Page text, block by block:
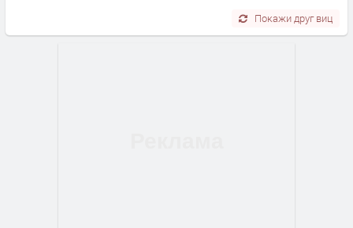
Покажи друг виц